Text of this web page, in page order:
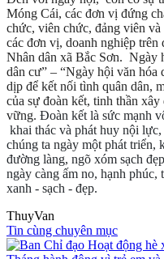
Móng Cái, các đơn vị đứng
chức, viên chức, đảng viên
các đơn vị, doanh nghiệp trên
Nhân dân xã Bắc Sơn. Ngày
dân cư” – “Ngày hội văn hóa
dịp để kết nối tình quân dân,
của sự đoàn kết, tinh thần
vững. Đoàn kết là sức mạnh
khai thác và phát huy nội
chúng ta ngày một phát triển,
đường làng, ngõ xóm sạch
ngày càng ấm no, hạnh
xanh - sạch - đẹp.
ThuyVan
Tin cùng chuyên mục